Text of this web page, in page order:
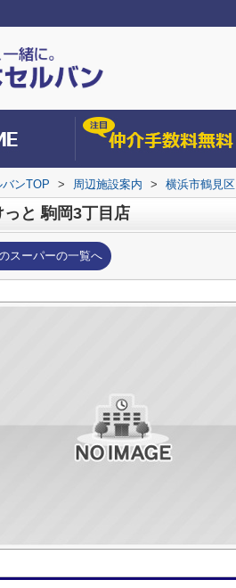
ンTOP > 周辺施設案内 > 横浜市鶴見区
っと 駒岡3丁目店
スーパーの一覧へ